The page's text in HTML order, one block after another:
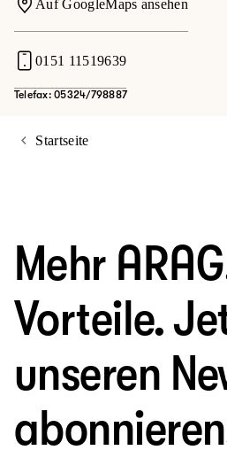
Auf GoogleMaps ansehen
0151 11519639
Telefax: 05324/798887
Startseite
Mehr
Vorteile.
unseren